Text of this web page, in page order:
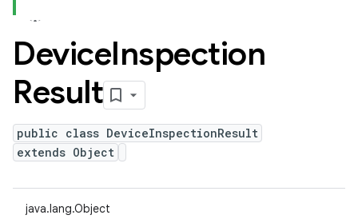
DeviceInspection
Result
public class DeviceInspectionResult
extends Object
java.lang.Object